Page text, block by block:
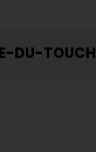
DU-TOUCH